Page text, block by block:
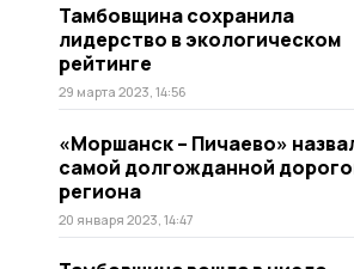
Тамбовщина сохранила
лидерство в экологическом
рейтинге
29 марта 2023, 14:56
«Моршанск – Пичаево»
самой долгожданной
региона
20 января 2023, 14:47